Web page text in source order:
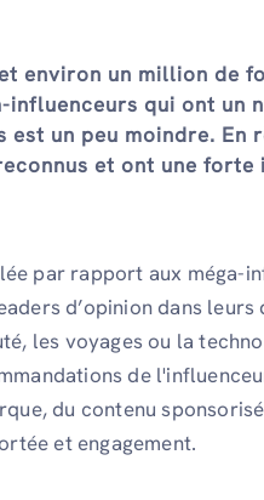
environ un million de
qui ont un
un peu moindre. En
et ont une forte
par rapport aux méga-
d’opinion dans leurs
les voyages ou la
de
du contenu
et engagement.